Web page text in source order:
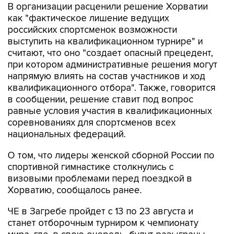
В организации расценили решение Хорватии
как "фактическое лишение ведущих
российских спортсменок возможности
выступить на квалификационном турнире" и
считают, что оно "создает опасный прецедент,
при котором административные решения могут
напрямую влиять на состав участников и ход
квалификационного отбора". Также, говорится
в сообщении, решение ставит под вопрос
равные условия участия в квалификационных
соревнованиях для спортсменов всех
национальных федераций.
О том, что лидеры женской сборной России по
спортивной гимнастике столкнулись с
визовыми проблемами перед поездкой в
Хорватию, сообщалось ранее.
ЧЕ в Загребе пройдет с 13 по 23 августа и
станет отборочным турниром к чемпионату